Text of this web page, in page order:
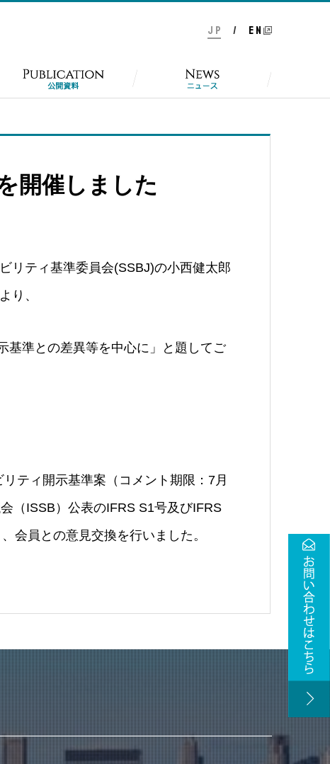
J P / E N
開催しました
リティ基準委員会(SSBJ)の小西健太郎
り、
基準との差異等を中心に」と題してご
ティ開示基準案（コメント期限：7月
（ISSB）公表のIFRS S1号及びIFRS
会員との意見交換を行いました。